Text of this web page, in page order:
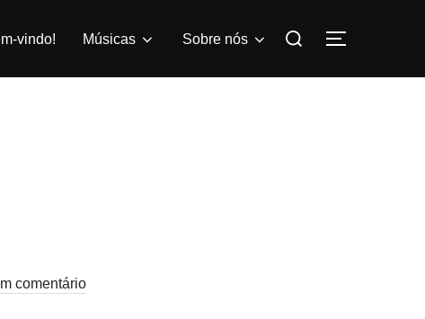
vindo! Músicas Sobre nós
Pesquisar
comentário